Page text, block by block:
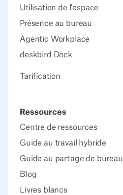
Utilisation de l'espace
Présence au bureau
Agentic Workplace
deskbird Dock
Tarification
Ressources
Centre de ressources
Guide au travail hybride
Guide au partage de bureau
Blog
Livres blancs